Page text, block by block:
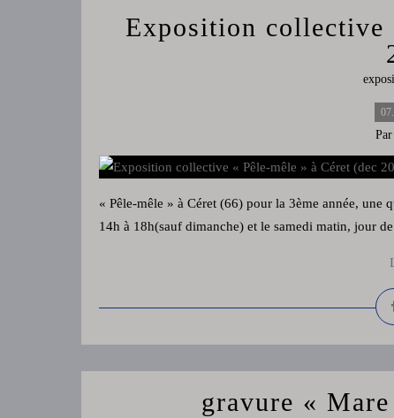
Exposition collective
« Pêle-mêle » à Céret (66) pour la 3ème année, une
14h à 18h(sauf dimanche) et le samedi matin, jour
gravure «